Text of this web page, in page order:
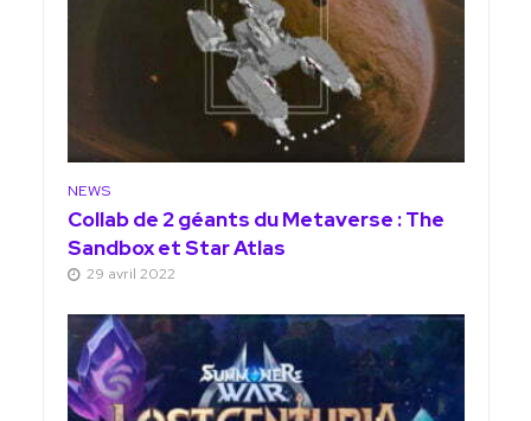
NEWS
Collab de 2 géants du Metaverse : The
Sandbox et Star Atlas
29 avril 2022